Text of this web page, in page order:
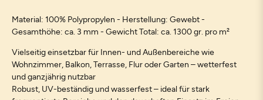
Material: 100% Polypropylen - Herstellung: Gewebt -
Gesamthöhe: ca. 3 mm - Gewicht Total: ca. 1300 gr. pro m²
Vielseitig einsetzbar für Innen- und Außenbereiche wie
Wohnzimmer, Balkon, Terrasse, Flur oder Garten – wetterfest
und ganzjährig nutzbar
Robust, UV-beständig und wasserfest – ideal für stark